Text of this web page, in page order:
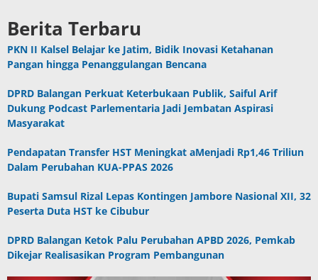
Berita Terbaru
PKN II Kalsel Belajar ke Jatim, Bidik Inovasi Ketahanan
Pangan hingga Penanggulangan Bencana
DPRD Balangan Perkuat Keterbukaan Publik, Saiful Arif
Dukung Podcast Parlementaria Jadi Jembatan Aspirasi
Masyarakat
Pendapatan Transfer HST Meningkat aMenjadi Rp1,46 Triliun
Dalam Perubahan KUA-PPAS 2026
Bupati Samsul Rizal Lepas Kontingen Jambore Nasional XII, 32
Peserta Duta HST ke Cibubur
DPRD Balangan Ketok Palu Perubahan APBD 2026, Pemkab
Dikejar Realisasikan Program Pembangunan